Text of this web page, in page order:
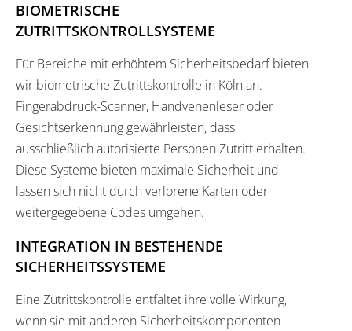
BIOMETRISCHE
ZUTRITTSKONTROLLSYSTEME
Für Bereiche mit erhöhtem Sicherheitsbedarf bieten
wir biometrische Zutrittskontrolle in Köln an.
Fingerabdruck-Scanner, Handvenenleser oder
Gesichtserkennung gewährleisten, dass
ausschließlich autorisierte Personen Zutritt erhalten.
Diese Systeme bieten maximale Sicherheit und
lassen sich nicht durch verlorene Karten oder
weitergegebene Codes umgehen.
INTEGRATION IN BESTEHENDE
SICHERHEITSSYSTEME
Eine Zutrittskontrolle entfaltet ihre volle Wirkung,
wenn sie mit anderen Sicherheitskomponenten